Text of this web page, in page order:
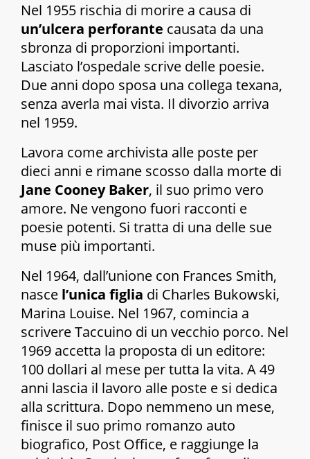
Nel 1955 rischia di morire a causa di
un’ulcera perforante causata da una
sbronza di proporzioni importanti.
Lasciato l’ospedale scrive delle poesie.
Due anni dopo sposa una collega texana,
senza averla mai vista. Il divorzio arriva
nel 1959.
Lavora come archivista alle poste per
dieci anni e rimane scosso dalla morte di
Jane Cooney Baker, il suo primo vero
amore. Ne vengono fuori racconti e
poesie potenti. Si tratta di una delle sue
muse più importanti.
Nel 1964, dall’unione con Frances Smith,
nasce l’unica figlia di Charles Bukowski,
Marina Louise. Nel 1967, comincia a
scrivereTaccuino di un vecchio porco. Nel
1969 accetta la proposta di un editore:
100 dollari al mese per tutta la vita. A 49
anni lascia il lavoro alle poste e si dedica
alla scrittura. Dopo nemmeno un mese,
finisce il suo primo romanzo auto
biografico, Post Office, e raggiunge la